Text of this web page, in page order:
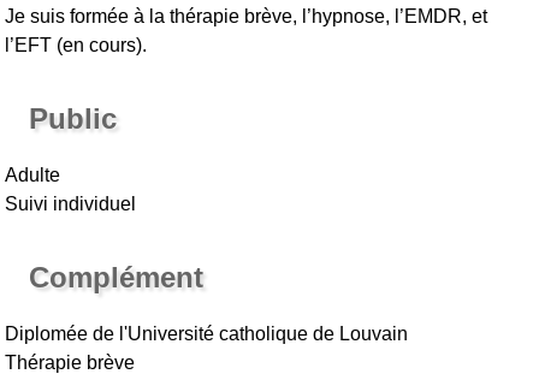
Je suis formée à la thérapie brève, l’hypnose, l’EMDR, et
l’EFT (en cours).
Public
Adulte
Suivi individuel
Complément
Diplomée de l'Université catholique de Louvain
Thérapie brève